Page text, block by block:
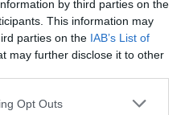
by third parties on the
This information may
parties on the IAB’s List of
may further disclose it to other
app uses one or more Google
Opt Outs
στοGoogle News
όλες τις ειδήσεις